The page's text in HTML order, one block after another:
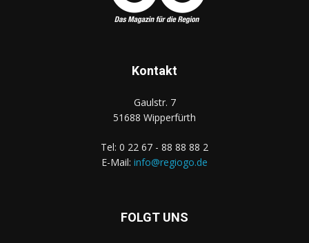
Kontakt
Gaulstr. 7
51688 Wipperfürth
Tel: 0 22 67 - 88 88 88 2
E-Mail: info@regiogo.de
FOLGT UNS